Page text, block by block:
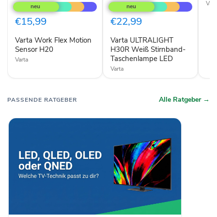
Work
Flex
Motion
Sensor
€15,99
Varta Work Flex Motion
Sensor H20
Varta
ULTRALIGHT
H30R
Weiß
Stirnband-
LED
€22,99
Varta ULTRALIGHT
H30R Weiß Stirnband-
Taschenlampe LED
Varta
PASSENDE RATGEBER Alle Ratgeber →